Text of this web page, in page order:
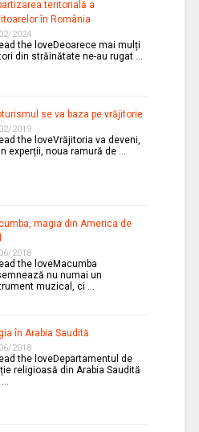
teritorială a
în România
2024
the loveDeoarece mai mulți
din străinătate ne-au rugat …
se va baza pe vrăjitorie
2019
the loveVrăjitoria va deveni,
experții, noua ramură de …
magia din America de
2018
the loveMacumba
nu numai un
muzical, ci …
în Arabia Saudită
2018
the loveDepartamentul de
religioasă din Arabia Saudită